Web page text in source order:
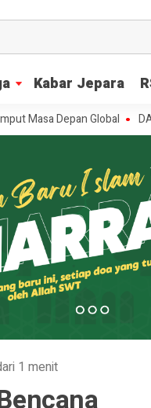
Kabar Jepara
Depan Global DAFTAR
1 menit